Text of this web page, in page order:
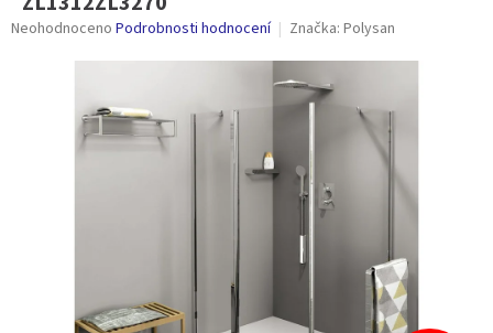
Průměrné
Neohodnoceno Podrobnosti hodnocení Značka: Polysan